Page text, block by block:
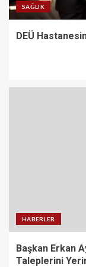
SAĞLIK
DEÜ
HABERLER
Başkan Erkan
Taleplerini